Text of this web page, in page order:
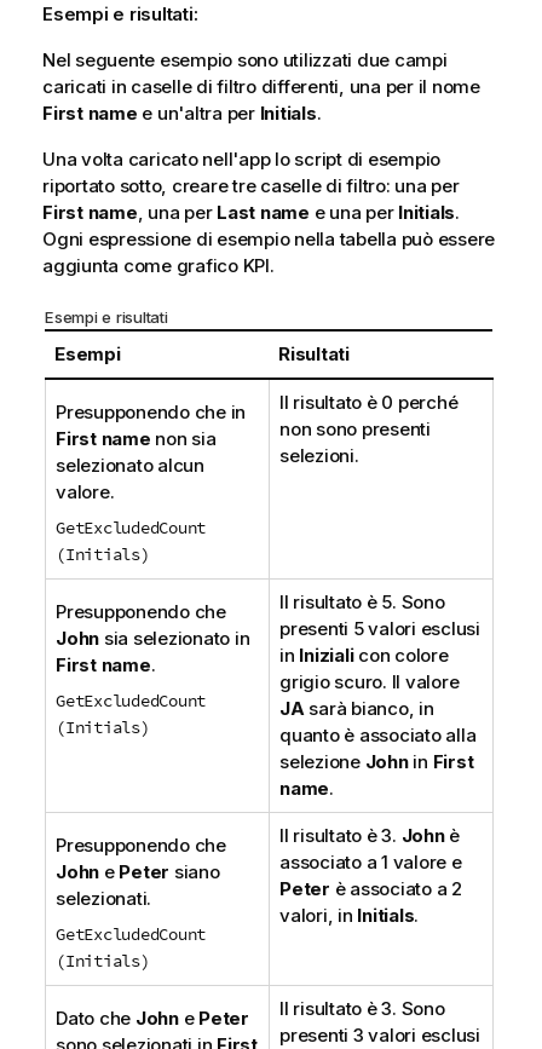
Esempi e risultati:
Nel seguente esempio sono utilizzati due campi
caricati in caselle di filtro differenti, una per il nome
First name e un'altra per Initials.
Una volta caricato nell'app lo script di esempio
riportato sotto, creare tre caselle di filtro: una per
First name , una per Last name e una per Initials.
Ogni espressione di esempio nella tabella può essere
aggiunta come grafico KPI.
Esempi e risultati
Esempi Risultati
Presupponendo che in
First name non sia
selezionato alcun
valore.
GetExcludedCount
(Initials)
Il risultato è 0 perché
non sono presenti
selezioni.
Presupponendo che
John sia selezionato in
First name.
GetExcludedCount
(Initials)
Il risultato è 5. Sono
presenti 5 valori esclusi
in Inizialicon colore
grigio scuro. Il valore
JA sarà bianco, in
quanto è associato alla
selezione Johnin First
name.
Presupponendo che
John e Peter siano
selezionati.
GetExcludedCount
(Initials)
Il risultato è 3. Johnè
associato a 1 valore e
Peter è associato a 2
valori, in Initials.
Dato che Johne Peter
Il risultato è 3. Sono
presenti 3 valori esclusi